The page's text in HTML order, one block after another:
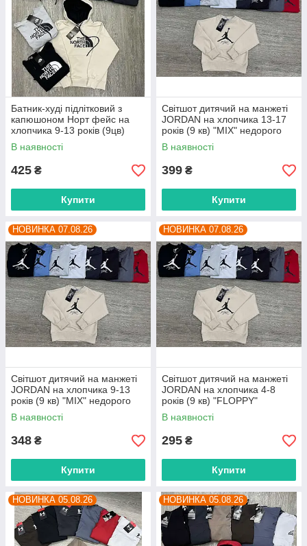
Батник-худі підлітковий з
капюшоном Норт фейс на
хлопчика 9-13 років (9цв)
"MIX" недорого від прямого
постачальника
В наявності
425 ₴
Купити
Світшот дитячий на манжеті
JORDAN на хлопчика 13-17
років (9 кв) "MIX" недорого
від прямого постачальника
В наявності
399 ₴
Купити
НОВИНКА 07.08.26
Світшот дитячий на манжеті
JORDAN на хлопчика 9-13
років (9 кв) "MIX" недорого
від прямого постачальника
В наявності
348 ₴
Купити
НОВИНКА 07.08.26
Світшот дитячий на манжеті
JORDAN на хлопчика 4-8
років (9 кв) "FLOPPY"
недорого від прямого
постачальника
В наявності
295 ₴
Купити
НОВИНКА 05.08.26 НОВИНКА 05.08.26